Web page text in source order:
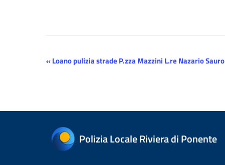
Evento
«Loano pulizia strade P.zza Mazzini L.re Nazario Sauro
Polizia Locale Riviera di Ponente